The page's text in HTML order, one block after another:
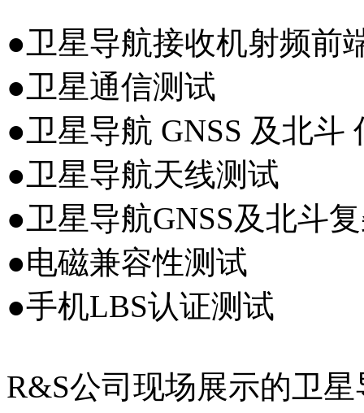
●卫星导航接收机射频前
●卫星通信测试
●卫星导航 GNSS 及北斗
●卫星导航天线测试
●卫星导航GNSS及北斗
●电磁兼容性测试
●手机LBS认证测试
R&S公司现场展示的卫